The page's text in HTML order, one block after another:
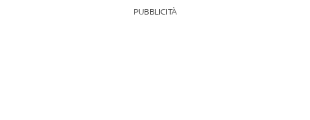
PUBBLICITÀ